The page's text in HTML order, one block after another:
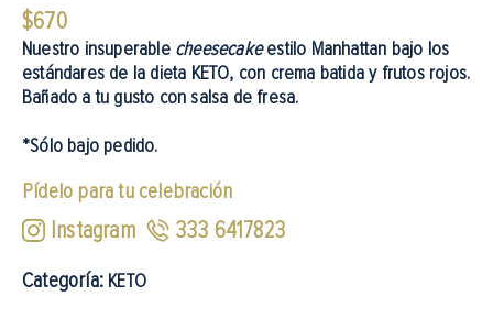
$670
Nuestro insuperable cheesecakeestilo Manhattan bajo los
estándares de la dieta KETO, con crema batida y frutos rojos.
Bañado a tu gusto con salsa de fresa.
*Sólo bajo pedido.
Pídelo para tu celebración
Instagram 333 6417823
Categoría: KETO